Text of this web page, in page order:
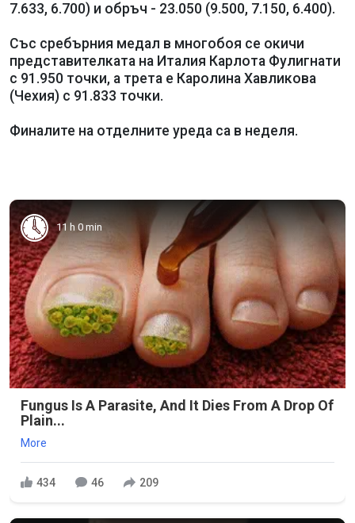
7.633, 6.700) и обръч - 23.050 (9.500, 7.150, 6.400).
Със сребърния медал в многобоя се окичи
представителката на Италия Карлота Фулигнати
с 91.950 точки, а трета е Каролина Хавликова
(Чехия) с 91.833 точки.
Финалите на отделните уреда са в неделя.
11 h 0 min
Fungus Is A Parasite, And It Dies From A Drop Of
Plain...
More
434 46 209